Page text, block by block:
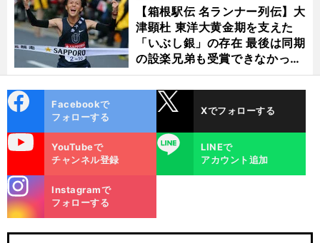
【箱根駅伝 名ランナー列伝】大
津顕杜 東洋大黄金期を支えた
「いぶし銀」の存在 最後は同期
の設楽兄弟も受賞できなかった
金栗杯に輝く
ok
Facebookで
フォローする
Xでフォローする
YouTubeで
チャンネル登録
LINE
LINEで
アカウント追加
m
Instagramで
フォローする